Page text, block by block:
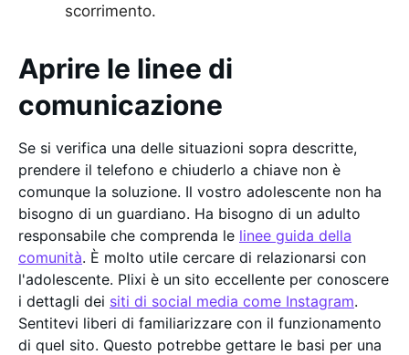
scorrimento.
Aprire le linee di
comunicazione
Se si verifica una delle situazioni sopra descritte,
prendere il telefono e chiuderlo a chiave non è
comunque la soluzione. Il vostro adolescente non ha
bisogno di un guardiano. Ha bisogno di un adulto
responsabile che comprenda le linee guida della
comunità. È molto utile cercare di relazionarsi con
l'adolescente. Plixi è un sito eccellente per conoscere
i dettagli dei siti di social media come Instagram.
Sentitevi liberi di familiarizzare con il funzionamento
di quel sito. Questo potrebbe gettare le basi per una